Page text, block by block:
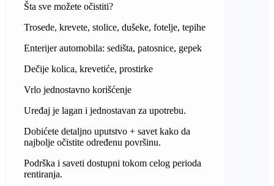
Šta sve možete očistiti?
Trosede, krevete, stolice, dušeke, fotelje, tepihe
Enterijer automobila: sedišta, patosnice, gepek
Dečije kolica, krevetiće, prostirke
Vrlo jednostavno korišćenje
Uređaj je lagan i jednostavan za upotrebu.
Dobićete detaljno uputstvo + savet kako da
najbolje očistite određenu površinu.
Podrška i saveti dostupni tokom celog perioda
rentiranja.